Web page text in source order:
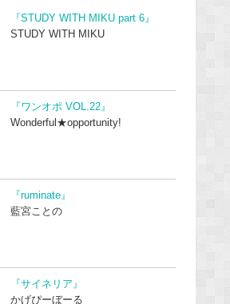
『STUDY WITH MIKU part 6』
STUDY WITH MIKU
『ワンオポ VOL.22』
Wonderful★opportunity!
『ruminate』
藍宮ことの
『サイネリア』
かげぴーぼーる